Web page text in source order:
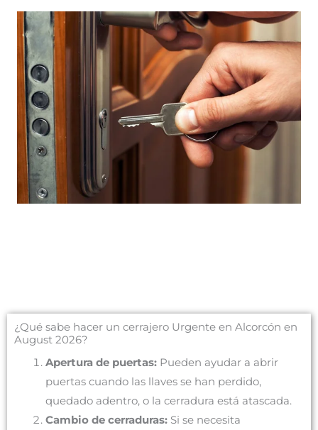
¿Qué sabe hacer un cerrajero Urgente en Alcorcón en
August 2026?
Apertura de puertas:Pueden ayudar a abrir
puertas cuando las llaves se han perdido,
quedado adentro, o la cerradura está atascada.
Cambio de cerraduras:Si se necesita